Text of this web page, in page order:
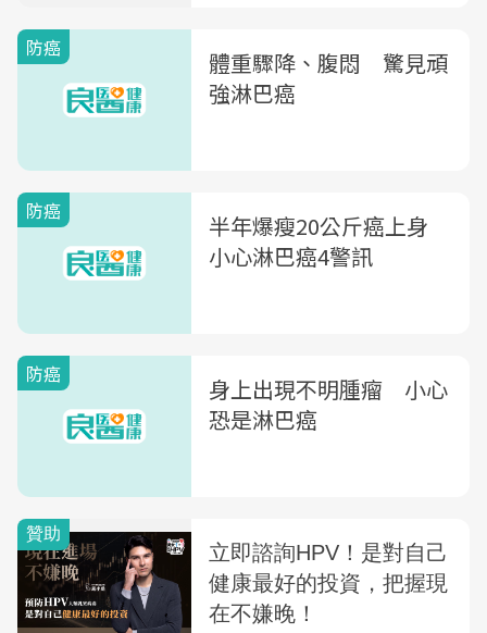
防癌
體重驟降、腹悶 驚見頑
強淋巴癌
防癌
半年爆瘦20公斤癌上身
小心淋巴癌4警訊
防癌
身上出現不明腫瘤 小心
恐是淋巴癌